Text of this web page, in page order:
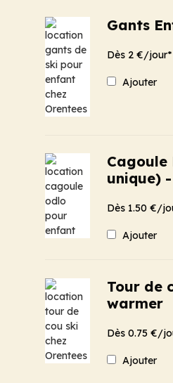
Gants
Dès 2 €/jour*
Ajouter
unique)
Dès 1.50 €/
Ajouter
Tour de
warmer
Dès 0.75 €/
Ajouter